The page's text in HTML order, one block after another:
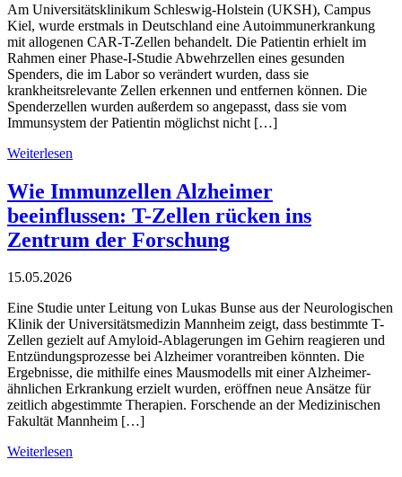
Am Universitätsklinikum Schleswig-Holstein (UKSH), Campus
Kiel, wurde erstmals in Deutschland eine Autoimmunerkrankung
mit allogenen CAR-T-Zellen behandelt. Die Patientin erhielt im
Rahmen einer Phase-I-Studie Abwehrzellen eines gesunden
Spenders, die im Labor so verändert wurden, dass sie
krankheitsrelevante Zellen erkennen und entfernen können. Die
Spenderzellen wurden außerdem so angepasst, dass sie vom
Immunsystem der Patientin möglichst nicht […]
Weiterlesen
Wie Immunzellen Alzheimer
beeinflussen: T-Zellen rücken ins
Zentrum der Forschung
15.05.2026
Eine Studie unter Leitung von Lukas Bunse aus der Neurologischen
Klinik der Universitätsmedizin Mannheim zeigt, dass bestimmte T-
Zellen gezielt auf Amyloid-Ablagerungen im Gehirn reagieren und
Entzündungsprozesse bei Alzheimer vorantreiben könnten. Die
Ergebnisse, die mithilfe eines Mausmodells mit einer Alzheimer-
ähnlichen Erkrankung erzielt wurden, eröffnen neue Ansätze für
zeitlich abgestimmte Therapien. Forschende an der Medizinischen
Fakultät Mannheim […]
Weiterlesen